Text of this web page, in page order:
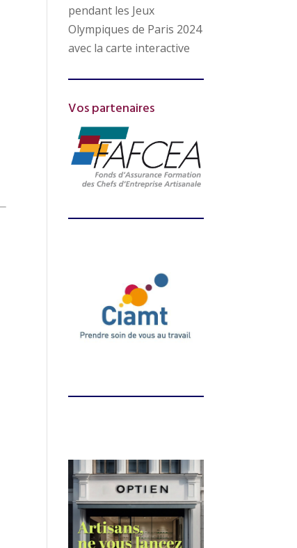
pendant les Jeux
Olympiques de Paris 2024
avec la carte interactive
Vos partenaires